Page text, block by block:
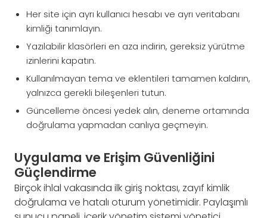
Her site için ayrı kullanıcı hesabı ve ayrı veritabanı
kimliği tanımlayın.
Yazılabilir klasörleri en aza indirin, gereksiz yürütme
izinlerini kapatın.
Kullanılmayan tema ve eklentileri tamamen kaldırın,
yalnızca gerekli bileşenleri tutun.
Güncelleme öncesi yedek alın, deneme ortamında
doğrulama yapmadan canlıya geçmeyin.
Uygulama ve Erişim Güvenliğini
Güçlendirme
Birçok ihlal vakasında ilk giriş noktası, zayıf kimlik
doğrulama ve hatalı oturum yönetimidir. Paylaşımlı